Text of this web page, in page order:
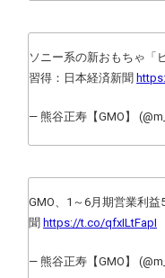
ソニー系の新おもちゃ
習得：日本経済新聞
— 熊谷正寿【GMO】
GMO、1～6月期営業利
聞 https://t.co/qfxILtFapI
— 熊谷正寿【GMO】